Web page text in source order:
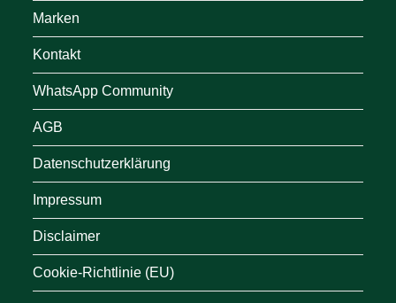
Marken
Kontakt
WhatsApp Community
AGB
Datenschutzerklärung
Impressum
Disclaimer
Cookie-Richtlinie (EU)